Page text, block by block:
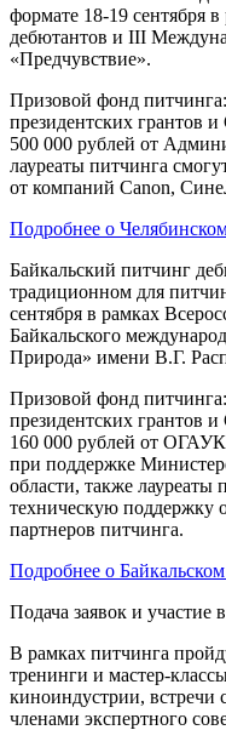
формате 18-19 сентября в
дебютантов и III
«Предчувствие».
Призовой фонд питчинга
президентских грантов
500 000 рублей от
лауреаты питчинга
от компаний Canon,
Подробнее о
Байкальский питчинг
традиционном для
сентября в рамках Все
Байкальского
Природа» имени В.Г.
Призовой фонд питчинга
президентских грантов
160 000 рублей от
при поддержке
области, также лауреаты
техническую поддержку
партнеров питчинга.
Подробнее о
Подача заявок и участие в
В рамках питчинга пройд
тренинги и мастер-
киноиндустрии,
членами экспертного